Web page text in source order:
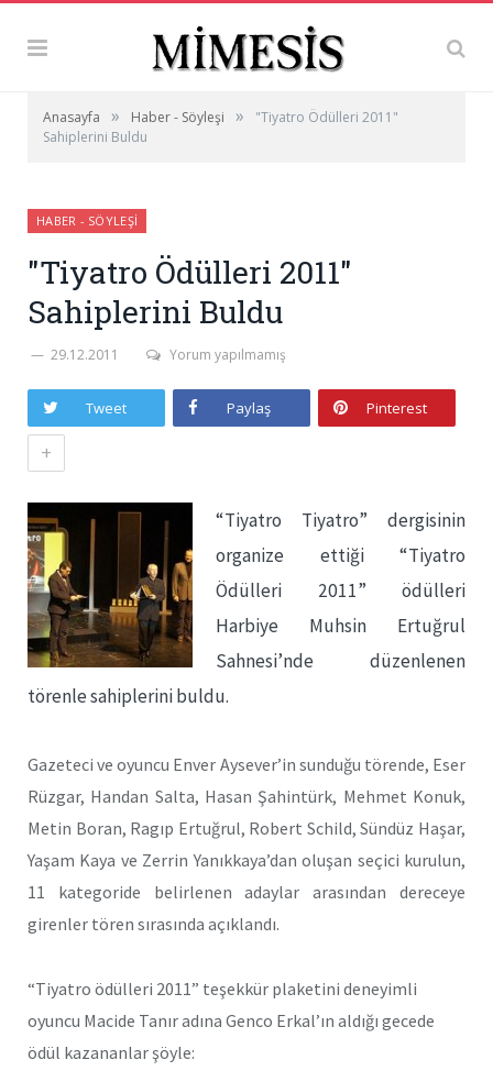
Anasayfa » Haber - Söyleşi »
"Tiyatro Ödülleri 2011"
Sahiplerini Buldu
HABER - SÖYLEŞI
"Tiyatro Ödülleri 2011"
Sahiplerini Buldu
29.12.2011 Yorum yapılmamış
Tweet Paylaş Pinterest
+
“Tiyatro Tiyatro” dergisinin
organize ettiği “Tiyatro
Ödülleri 2011” ödülleri
Harbiye Muhsin Ertuğrul
Sahnesi’nde düzenlenen
törenle sahiplerini buldu.
Gazeteci ve oyuncu Enver Aysever’in sunduğu törende, Eser
Rüzgar, Handan Salta, Hasan Şahintürk, Mehmet Konuk,
Metin Boran, Ragıp Ertuğrul, Robert Schild, Sündüz Haşar,
Yaşam Kaya ve Zerrin Yanıkkaya’dan oluşan seçici kurulun,
11 kategoride belirlenen adaylar arasından dereceye
girenler tören sırasında açıklandı.
“Tiyatro ödülleri 2011” teşekkür plaketini deneyimli
oyuncu Macide Tanır adına Genco Erkal’ın aldığı gecede
ödül kazananlar şöyle: